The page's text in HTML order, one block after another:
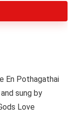
Pothagathai
sung by
Love